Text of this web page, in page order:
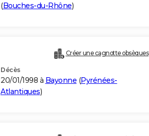
(Bouches-du-Rhône)
Créer une cagnotte obsèques
Décès
20/01/1998 à Bayonne (Pyrénées-
Atlantiques)